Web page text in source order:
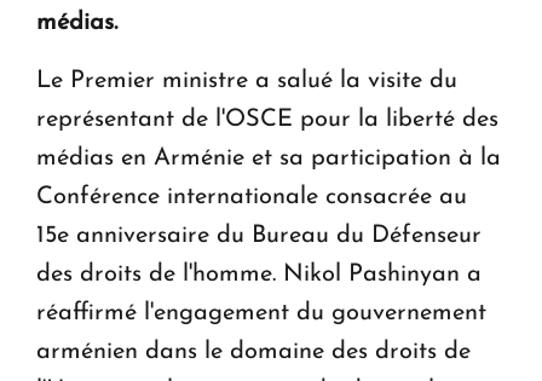
Le premier hôtel Hyatt Regency d'Arménie
ouvrira ses portes à Dilijan
médias.
Le Premier ministre a salué la visite du
représentant de l'OSCE pour la liberté des
médias en Arménie et sa participation à la
Conférence internationale consacrée au
15e anniversaire du Bureau du Défenseur
des droits de l'homme. Nikol Pashinyan a
réaffirmé l'engagement du gouvernement
arménien dans le domaine des droits de